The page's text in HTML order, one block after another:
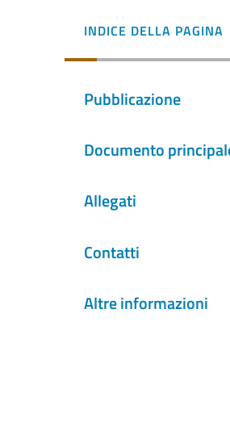
INDICE DELLA PAGINA
Pubblicazione
Documento
Allegati
Contatti
Altre informazioni